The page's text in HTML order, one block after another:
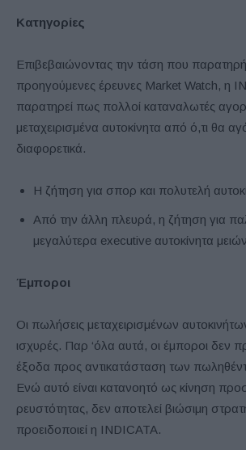
Κατηγορίες
Επιβεβαιώνοντας την τάση που
προηγούμενες έρευνες Market Watch, η
παρατηρεί πως πολλοί καταναλωτές
μεταχειρισμένα αυτοκίνητα από ό,τι θα
διαφορετικά.
Η ζήτηση για σπορ και πολυτελή
Από την άλλη πλευρά, η ζήτηση για
μεγαλύτερα executive αυτοκίνητα
Έμποροι
Οι πωλήσεις μεταχειρισμένων
ισχυρές. Παρ ‘όλα αυτά, οι έμποροι δεν
έξοδα προς αντικατάσταση των
Ενώ αυτό είναι κατανοητό ως κίνηση
ρευστότητας, δεν αποτελεί βιώσιμη
προειδοποιεί η INDICATA.